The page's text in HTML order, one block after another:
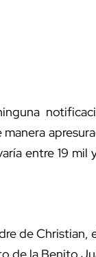
entre 19 mil
de
de la Benito